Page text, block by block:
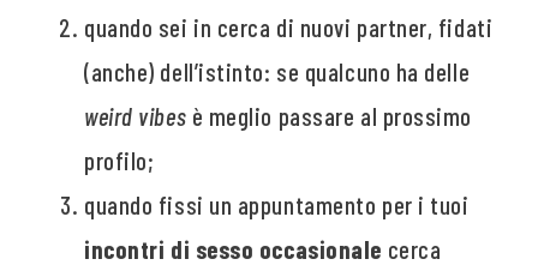
quando sei in cerca di nuovi partner, fidati
(anche) dell’istinto: se qualcuno ha delle
weird vibes è meglio passare al prossimo
profilo;
quando fissi un appuntamento per i tuoi
incontri di sesso occasionale cerca